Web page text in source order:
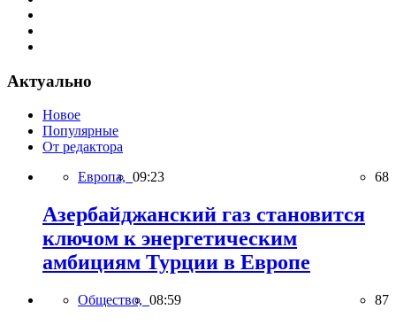
Актуально
Новое
Популярные
От редактора
Европа, 09:23 68
Азербайджанский газ становится
ключом к энергетическим
амбициям Турции в Европе
Общество, 08:59 87